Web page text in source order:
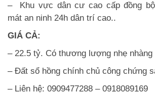
– Khu vực dân cư cao cấp đồng
mát an ninh 24h dân trí cao..
GIÁ CẢ:
– 22.5 tỷ. Có thương lượng nhẹ nhàng
– Đất sổ hồng chính chủ công chứng
– Liên hệ: 0909477288 – 0918089169